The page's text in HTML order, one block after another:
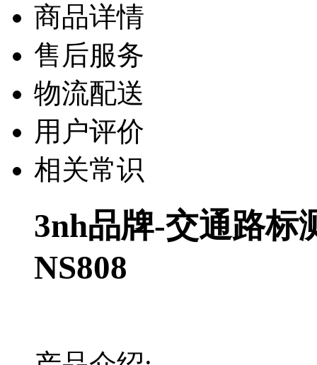
商品详情
售后服务
物流配送
用户评价
相关常识
3nh品牌-交通路标
NS808